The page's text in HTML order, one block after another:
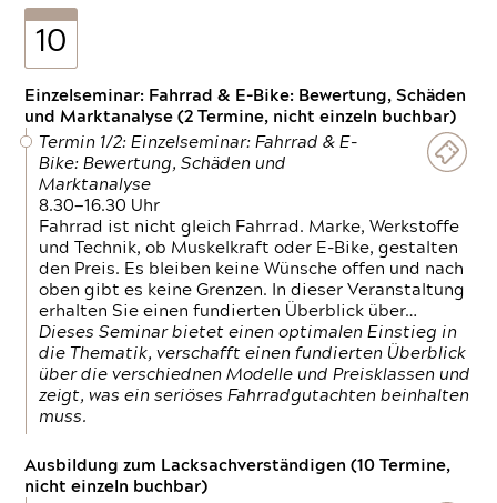
10
Einzelseminar: Fahrrad & E-Bike: Bewertung, Schäden
und Marktanalyse (2 Termine, nicht einzeln buchbar)
Termin 1/2: Einzelseminar: Fahrrad & E-
Bike: Bewertung, Schäden und
Marktanalyse
8.30—16.30 Uhr
Fahrrad ist nicht gleich Fahrrad. Marke, Werkstoffe
und Technik, ob Muskelkraft oder E-Bike, gestalten
den Preis. Es bleiben keine Wünsche offen und nach
oben gibt es keine Grenzen. In dieser Veranstaltung
erhalten Sie einen fundierten Überblick über…
Dieses Seminar bietet einen optimalen Einstieg in
die Thematik, verschafft einen fundierten Überblick
über die verschiednen Modelle und Preisklassen und
zeigt, was ein seriöses Fahrradgutachten beinhalten
muss.
Ausbildung zum Lacksachverständigen (10 Termine,
nicht einzeln buchbar)